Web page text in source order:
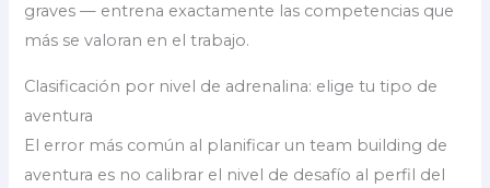
graves — entrena exactamente las competencias que
más se valoran en el trabajo.
Clasificación por nivel de adrenalina: elige tu tipo de
aventura
El error más común al planificar un team building de
aventura es no calibrar el nivel de desafío al perfil del